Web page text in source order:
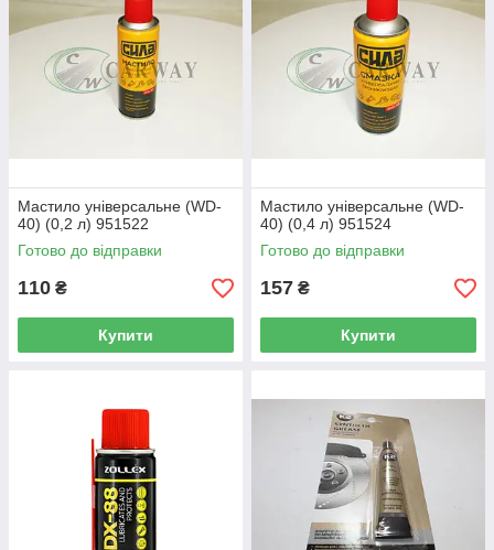
Мастило універсальне (WD-
40) (0,2 л) 951522
Готово до відправки
110 ₴
Купити
Мастило універсальне (WD-
40) (0,4 л) 951524
Готово до відправки
157 ₴
Купити